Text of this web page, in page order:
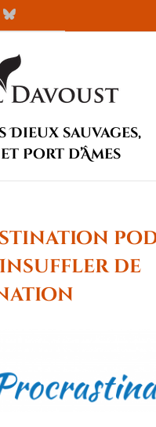
Bluesky
Dieux sauvages,
Port d’Âmes
Insuffler de